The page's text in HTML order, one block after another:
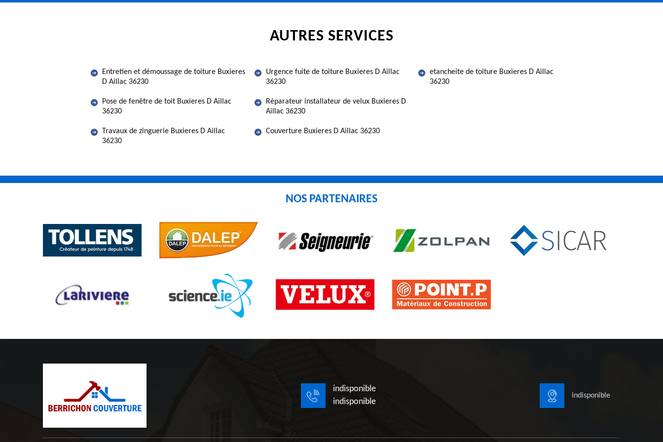
AUTRES SERVICES
Entretien et démoussage de toiture Buxieres
D Aillac 36230
Pose de fenêtre de toit Buxieres D Aillac
36230
Travaux de zinguerie Buxieres D Aillac
36230
Urgence fuite de toiture Buxieres D Aillac
36230
Réparateur installateur de velux Buxieres D
Aillac 36230
Couverture Buxieres D Aillac 36230
etancheite de toiture Buxieres D Aillac
36230
NOS PARTENAIRES
indisponible
indisponible
indisponible